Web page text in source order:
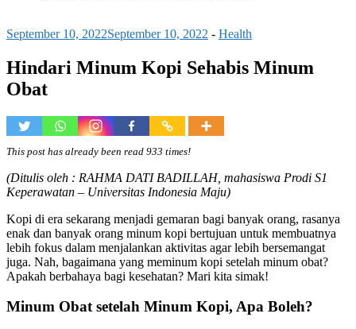
September 10, 2022September 10, 2022 - Health
Hindari Minum Kopi Sehabis Minum
Obat
This post has already been read 933 times!
(Ditulis oleh : RAHMA DATI BADILLAH, mahasiswa Prodi S1
Keperawatan – Universitas Indonesia Maju)
Kopi di era sekarang menjadi gemaran bagi banyak orang, rasanya
enak dan banyak orang minum kopi bertujuan untuk membuatnya
lebih fokus dalam menjalankan aktivitas agar lebih bersemangat
juga. Nah, bagaimana yang meminum kopi setelah minum obat?
Apakah berbahaya bagi kesehatan? Mari kita simak!
Minum Obat setelah Minum Kopi, Apa Boleh?